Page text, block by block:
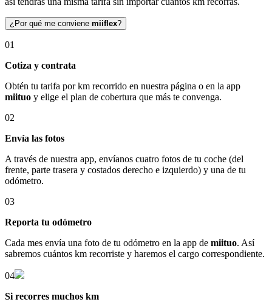
¿Por qué me conviene miiflex?
01
Cotiza y contrata
Obtén tu tarifa por km recorrido en nuestra página o en la app
miituo y elige el plan de cobertura que más te convenga.
02
Envía las fotos
A través de nuestra app, envíanos cuatro fotos de tu coche (del
frente, parte trasera y costados derecho e izquierdo) y una de tu
odómetro.
03
Reporta tu odómetro
Cada mes envía una foto de tu odómetro en la app de miituo. Así
sabremos cuántos km recorriste y haremos el cargo correspondiente.
04
Si recorres muchos km